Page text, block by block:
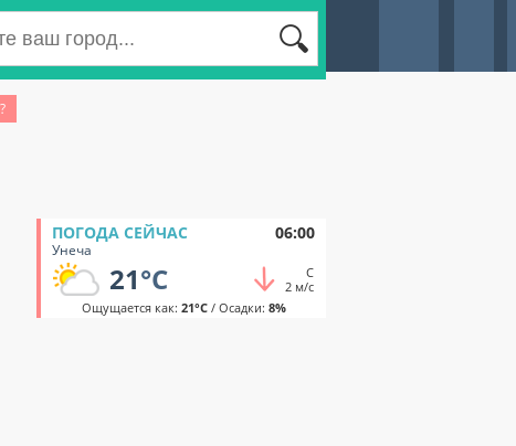
ПОГОДА СЕЙЧАС 06:00
Унеча
21°C
С
2 м/с
Ощущается как: 21°C/ Осадки: 8%